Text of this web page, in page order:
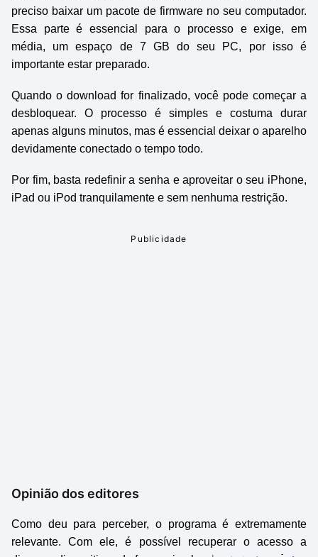
preciso baixar um pacote de firmware no seu computador.
Essa parte é essencial para o processo e exige, em
média, um espaço de 7 GB do seu PC, por isso é
importante estar preparado.
Quando o download for finalizado, você pode começar a
desbloquear. O processo é simples e costuma durar
apenas alguns minutos, mas é essencial deixar o aparelho
devidamente conectado o tempo todo.
Por fim, basta redefinir a senha e aproveitar o seu iPhone,
iPad ou iPod tranquilamente e sem nenhuma restrição.
Opinião dos editores
Como deu para perceber, o programa é extremamente
relevante. Com ele, é possível recuperar o acesso a